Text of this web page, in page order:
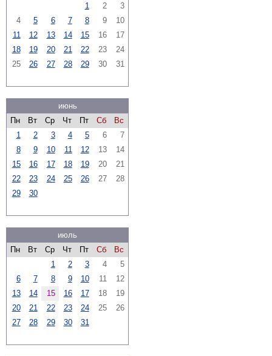
1
2
3
4
5 6 7 8 9
10
11
12 13 14 15 16
17
18
19 20 21 22 23
24
25
26 27 28 29 30 31
июнь
Пн
Вт Ср Чт Пт Сб
Вс
1
2 3 4 5 6
7
8
9 10 11 12 13
14
15
16 17 18 19 20
21
22
23 24 25 26 27
28
29
30
июль
Пн
Вт Ср Чт Пт Сб
Вс
1
2 3 4
5
6
7 8 9 10 11
12
13
14 15 16 17 18
19
20
21 22 23 24 25
26
27
28 29 30 31